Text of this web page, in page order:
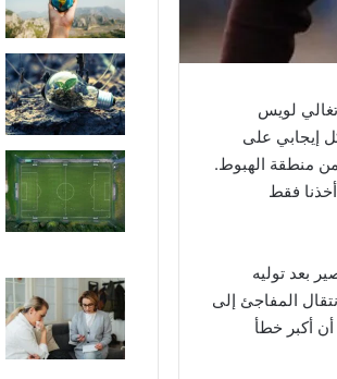
لويس
إيجابي على
الاقرب للهروب من منطقة الهبوط.
فقط
بعد توليه
المفاجئ إلى
أكبر خطأ